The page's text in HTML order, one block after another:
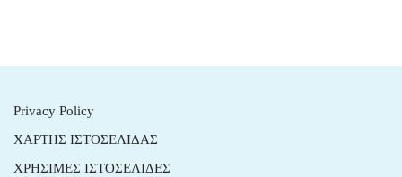
Privacy Policy
ΧΑΡΤΗΣ ΙΣΤΟΣΕΛΙΔΑΣ
ΧΡΗΣΙΜΕΣ ΙΣΤΟΣΕΛΙΔΕΣ